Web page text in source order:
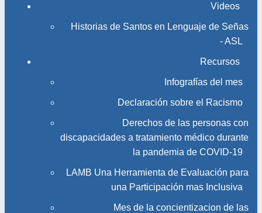
Videos
Historias de Santos en Lenguaje de Señas
- ASL
Recursos
Infografías del mes
Declaración sobre el Racismo
Derechos de las personas con
discapacidades a tratamiento médico durante
la pandemia de COVID-19
LAMB Una Herramienta de Evaluación para
una Participación mas Inclusiva
Mes de la concientizacion de las